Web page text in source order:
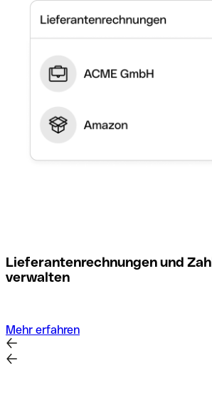
Lieferantenrechnungen und
verwalten
Mehr erfahren